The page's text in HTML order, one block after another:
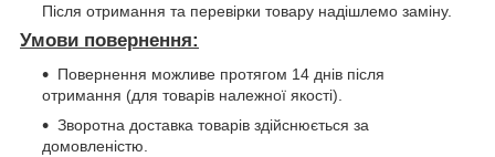
Після отримання та перевірки товару надішлемо заміну.
Умови повернення:
Повернення можливе протягом 14 днів після
отримання (для товарів належної якості).
Зворотна доставка товарів здійснюється за
домовленістю.